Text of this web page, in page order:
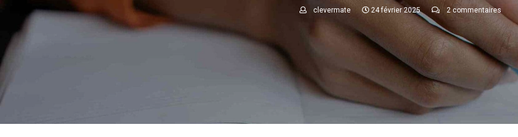
clevermate 24 février 2025 2 commentaires